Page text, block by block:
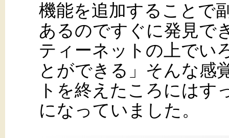
機能を追加することで
あるのですぐに発見で
ティーネットの上でい
とができる」そんな感
トを終えたころにはす
になっていました。